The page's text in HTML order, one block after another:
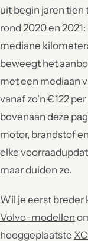
uit begin jaren tien
rond 2020 en
mediane
beweegt het
met een mediaan
vanaf zo'n €122
bovenaan deze
motor, brandstof
elke
maar duiden ze.
Wil je eerst breder
Volvo-modellen
hooggeplaatste